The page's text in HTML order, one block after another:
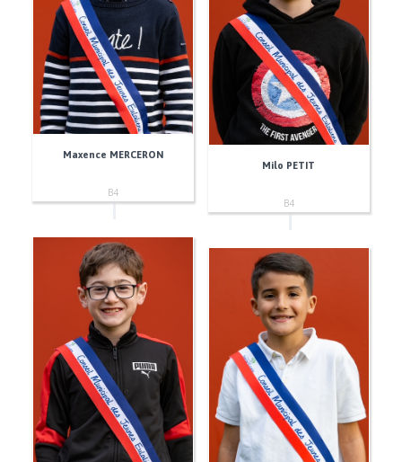
Maxence MERCERON
B4
Milo PETIT
B4